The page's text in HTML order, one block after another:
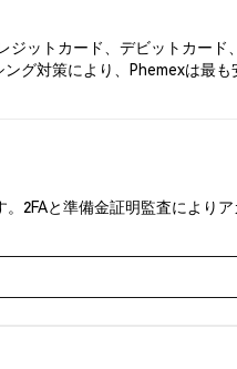
ットカード、デビットカー
グ対策により、Phemexは最
2FAと準備金証明監査により